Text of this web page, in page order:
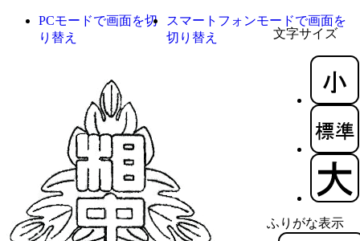
文字サイズ
ふりがな表示
PCモードで画面を切
り替え
スマートフォンモードで画面を
切り替え